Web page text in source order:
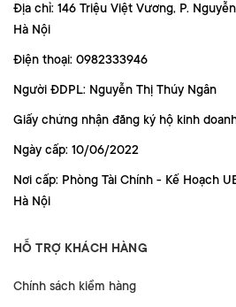
Địa chỉ: 146 Triệu Việt Vương, P.
Hà Nội
Điện thoại: 0982333946
Người ĐDPL: Nguyễn Thị Thúy Ngân
Giấy chứng nhận đăng ký hộ kinh
Ngày cấp: 10/06/2022
Nơi cấp: Phòng Tài Chính - Kế Hoạch
Hà Nội
HỖ TRỢ KHÁCH HÀNG
Chính sách kiểm hàng